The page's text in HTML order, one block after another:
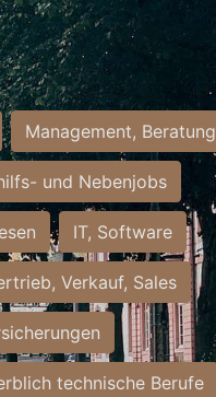
Management, Beratung
und Nebenjobs
IT, Software
Verkauf, Sales
technische Berufe